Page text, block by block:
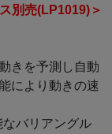
別売(LP1019)＞
きを予測し自動
により動きの速
バリアングル